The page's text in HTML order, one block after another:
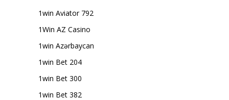
1win Aviator 792
1Win AZ Casino
1win Azərbaycan
1win Bet 204
1win Bet 300
1win Bet 382